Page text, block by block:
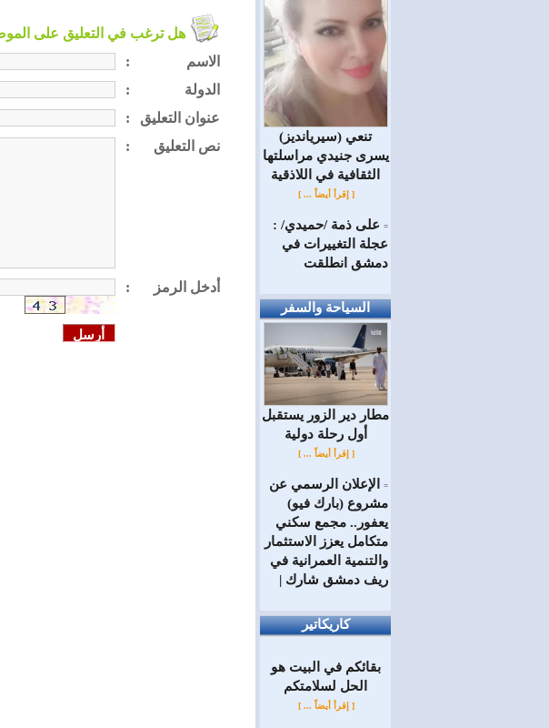
هل ترغب في التعليق على الموضوع ؟
:
الاسم
:
الدولة
:
عنوان التعليق
:
نص التعليق
: أدخل الرمز
(سيريانديز) تنعي
يسرى جنيدي مراسلتها
الثقافية في اللاذقية
[ إقرأ أيضاً ... ]
= على ذمة /حميدي/ :
عجلة التغييرات في
دمشق انطلقت
السياحة والسفر
مطار دير الزور يستقبل
أول رحلة دولية
[ إقرأ أيضاً ... ]
=
الإعلان الرسمي عن
مشروع (بارك فيو)
يعفور.. مجمع سكني
متكامل يعزز الاستثمار
والتنمية العمرانية في
ريف دمشق شارك |
كاريكاتير
بقائكم في البيت هو
الحل لسلامتكم
[ إقرأ أيضاً ... ]